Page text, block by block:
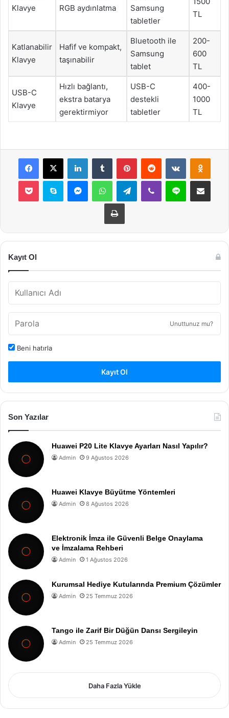
Klavye
RGB aydınlatma
Samsung
tabletler
TL
Katlanabilir
Klavye
Hafif ve kompakt,
taşınabilir
Bluetooth ile
Samsung
tablet
200-
600
TL
USB-C
Klavye
Hızlı bağlantı,
ekstra batarya
gerektirmiyor
USB-C
destekli
tabletler
400-
1000
TL
Facebook
X LinkedInTumblr PinterestReddit VKontakte
Pocket Skype MessengerWhatsAppTelegramViber Line E-Posta ile
Yazdır
Kayıt Ol
Unuttunuz mu?
Beni hatırla
Kayıt Ol
Son Yazılar
Huawei P20 Lite Klavye Ayarları Nasıl Yapılır?
Admin 9 Ağustos 2026
Huawei Klavye Büyütme Yöntemleri
Admin 8 Ağustos 2026
Elektronik İmza ile Güvenli Belge Onaylama
ve İmzalama Rehberi
Admin 1 Ağustos 2026
Kurumsal Hediye Kutularında Premium Çözümler
Admin 25 Temmuz 2026
Tango ile Zarif Bir Düğün Dansı Sergileyin
Admin 25 Temmuz 2026
Daha Fazla Yükle